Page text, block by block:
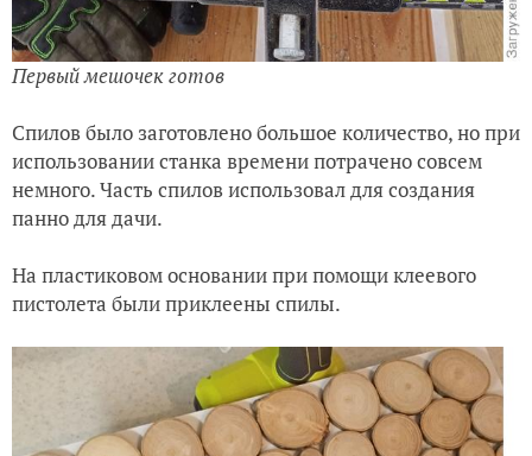
Первый мешочек готов
Спилов было заготовлено большое количество, но при
использовании станка времени потрачено совсем
немного. Часть спилов использовал для создания
панно для дачи.
На пластиковом основании при помощи клеевого
пистолета были приклеены спилы.